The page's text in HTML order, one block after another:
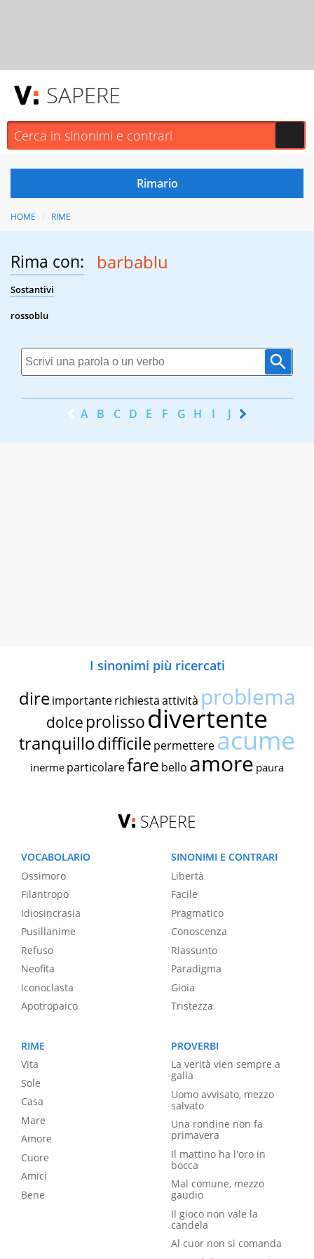
SAPERE
HOME RIME
Rima con: barbablu
Sostantivi
rossoblu
A B C D E F G H I J K
I sinonimi più ricercati
dire importante richiestaattività problema
dolce prolissodivertente
tranquillodifficile permettereacume
inerme particolarefare bello amore paura
SAPERE
VOCABOLARIO
Ossimoro
Filantropo
Idiosincrasia
Pusillanime
Refuso
Neofita
Iconoclasta
Apotropaico
SINONIMI E CONTRARI
Libertà
Facile
Pragmatico
Conoscenza
Riassunto
Paradigma
Gioia
Tristezza
RIME
Vita
Sole
Casa
Mare
Amore
Cuore
Amici
Bene
PROVERBI
La verità vien sempre a
galla
Uomo avvisato, mezzo
salvato
Una rondine non fa
primavera
Il mattino ha l'oro in
bocca
Mal comune, mezzo
gaudio
Il gioco non vale la
candela
Al cuor non si comanda